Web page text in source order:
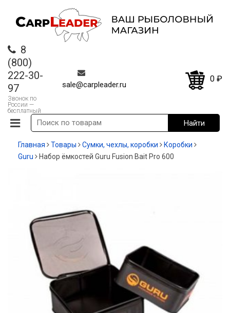
8
(800)
222-30-
97
Звонок по
России —
бесплатный
sale@carpleader.ru
0 ₽
Главная Товары Сумки, чехлы, коробки
Коробки
Guru
Набор ёмкостей Guru Fusion Bait Pro 600